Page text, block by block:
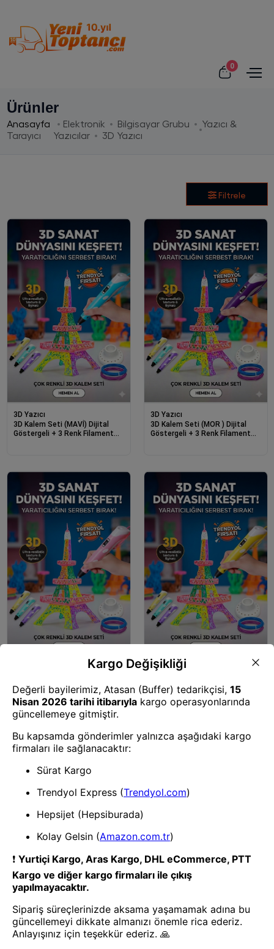
0
Ürünler
Anasayfa Elektronik Bilgisayar Grubu
Yazıcı &
Tarayıcı
Yazıcılar 3D Yazıcı
Filtrele
3D Yazıcı
3D Kalem Seti (MAVİ) Dijital
Göstergeli + 3 Renk Filament
3D Yazıcı
3D Kalem Seti (MOR ) Dijital
Göstergeli + 3 Renk Filament
Göstergeli + 3 Renk Filament
Hediyeli Eğitici Yazıcı ABS/PLA
Uyumlu
3D Yazıcı
Göstergeli + 3 Renk Filament
Hediyeli Eğitici Yazıcı ABS/PLA
Uyumlu
1
- Yenilik ve hızı keşfedin, işinizi
daha etkili ve verimli bir şekilde
yönetin!